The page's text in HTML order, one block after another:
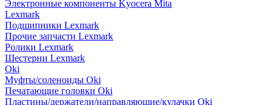
Электронные компоненты Kyocera Mita
Lexmark
Подшипники Lexmark
Прочие запчасти Lexmark
Ролики Lexmark
Шестерни Lexmark
Oki
Муфты/соленоиды Oki
Печатающие головки Oki
Пластины/держатели/направляющие/кулачки Oki